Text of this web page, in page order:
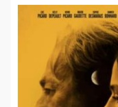
The Blue
Man